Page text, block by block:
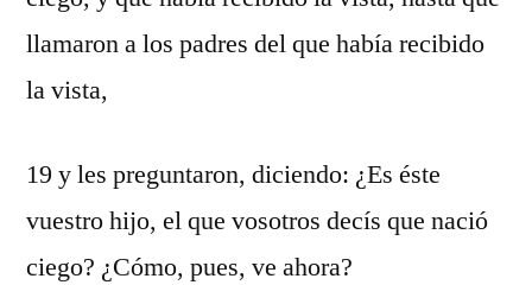
llamaron a los padres del que había recibido
la vista,
19 y les preguntaron, diciendo: ¿Es éste
vuestro hijo, el que vosotros decís que nació
ciego? ¿Cómo, pues, ve ahora?